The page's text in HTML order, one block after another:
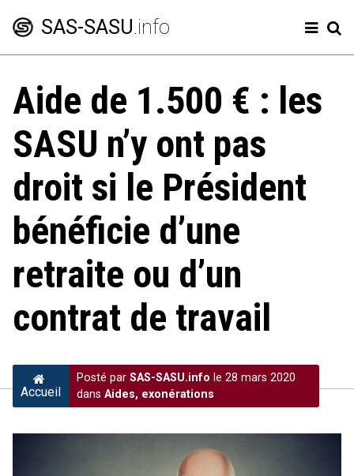
SAS-SASU.info
Créer une SAS
Modifier sa SAS
Frais professionnels
Code de la SAS
Charges sociales SAS et SASU
Dividendes
Aide de 1.500 € : les
SASU n’y ont pas
droit si le Président
bénéficie d’une
retraite ou d’un
contrat de travail
Accueil
Posté par SAS-SASU.info le 28 mars 2020
dans Aides, exonérations